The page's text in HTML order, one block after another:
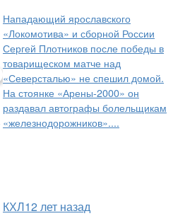
Нападающий ярославского
«Локомотива» и сборной России
Сергей Плотников после победы в
товарищеском матче над
«Северсталью» не спешил домой.
На стоянке «Арены-2000» он
раздавал автографы болельщикам
«железнодорожников»....
КХЛ12 лет назад